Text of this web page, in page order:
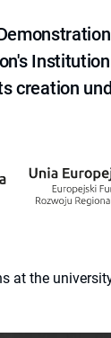
creation
the